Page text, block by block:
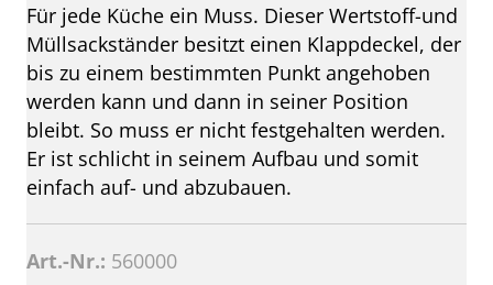
Für jede Küche ein Muss. Dieser Wertstoff-und
Müllsackständer besitzt einen Klappdeckel, der
bis zu einem bestimmten Punkt angehoben
werden kann und dann in seiner Position
bleibt. So muss er nicht festgehalten werden.
Er ist schlicht in seinem Aufbau und somit
einfach auf- und abzubauen.
Art.-Nr.: 560000